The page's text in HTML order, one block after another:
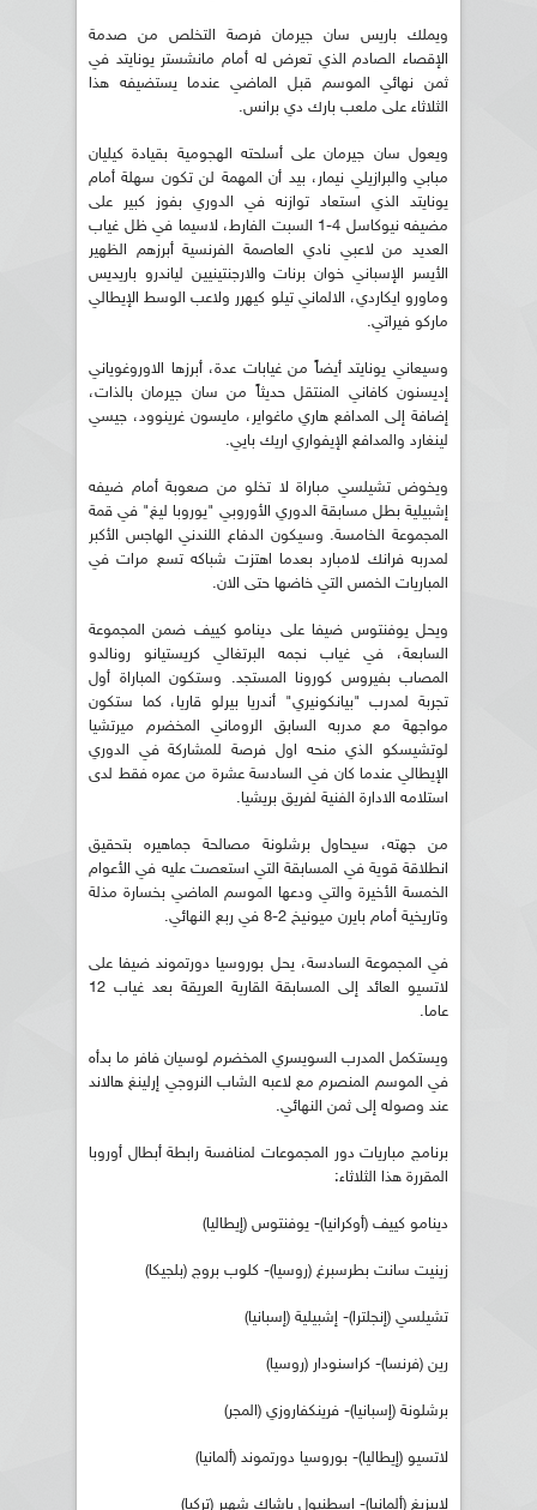
ويملك باريس سان جيرمان فرصة التخلص من صدمة
الإقصاء الصادم الذي تعرض له أمام مانشستر يونايتد في
ثمن نهائي الموسم قبل الماضي عندما يستضيفه هذا
الثلاثاء على ملعب بارك دي برانس.
ويعول سان جيرمان على أسلحته الهجومية بقيادة كيليان
مبابي والبرازيلي نيمار، بيد أن المهمة لن تكون سهلة أمام
يونايتد الذي استعاد توازنه في الدوري بفوز كبير على
مضيفه نيوكاسل 4-1 السبت الفارط، لاسيما في ظل غياب
العديد من لاعبي نادي العاصمة الفرنسية أبرزهم الظهير
الأيسر الإسباني خوان برنات والارجنتينيين لياندرو باريديس
وماورو ايكاردي، الالماني تيلو كيهرر ولاعب الوسط الإيطالي
ماركو فيراتي.
وسيعاني يونايتد أيضاً من غيابات عدة، أبرزها الاوروغوياني
إديسنون كافاني المنتقل حديثاً من سان جيرمان بالذات،
إضافة إلى المدافع هاري ماغواير، مايسون غرينوود، جيسي
لينغارد والمدافع الإيفواري اريك بايي.
ويخوض تشيلسي مباراة لا تخلو من صعوبة أمام ضيفه
إشبيلية بطل مسابقة الدوري الأوروبي "يوروبا ليغ" في قمة
المجموعة الخامسة. وسيكون الدفاع اللندني الهاجس الأكبر
لمدربه فرانك لامبارد بعدما اهتزت شباكه تسع مرات في
المباريات الخمس التي خاضها حتى الان.
ويحل يوفنتوس ضيفا على دينامو كييف ضمن المجموعة
السابعة، في غياب نجمه البرتغالي كريستيانو رونالدو
المصاب بفيروس كورونا المستجد. وستكون المباراة أول
تجربة لمدرب "بيانكونيري" أندريا بيرلو قاريا، كما ستكون
مواجهة مع مدربه السابق الروماني المخضرم ميرتشيا
لوتشيسكو الذي منحه اول فرصة للمشاركة في الدوري
الإيطالي عندما كان في السادسة عشرة من عمره فقط لدى
استلامه الادارة الفنية لفريق بريشيا.
من جهته، سيحاول برشلونة مصالحة جماهيره بتحقيق
انطلاقة قوية في المسابقة التي استعصت عليه في الأعوام
الخمسة الأخيرة والتي ودعها الموسم الماضي بخسارة مذلة
وتاريخية أمام بايرن ميونيخ 2-8 في ربع النهائي.
في المجموعة السادسة، يحل بوروسيا دورتموند ضيفا على
لاتسيو العائد إلى المسابقة القارية العريقة بعد غياب 12
عاما.
ويستكمل المدرب السويسري المخضرم لوسيان فافر ما بدأه
في الموسم المنصرم مع لاعبه الشاب النروجي إرلينغ هالاند
عند وصوله إلى ثمن النهائي.
برنامج مباريات دور المجموعات لمنافسة رابطة أبطال أوروبا
المقررة هذا الثلاثاء:
دينامو كييف (أوكرانيا)- يوفنتوس (إيطاليا)
زينيت سانت بطرسبرغ (روسيا)- كلوب بروج (بلجيكا)
تشيلسي (إنجلترا)- إشبيلية (إسبانيا)
رين (فرنسا)- كراسنودار (روسيا)
برشلونة (إسبانيا)- فرينكفاروزي (المجر)
لاتسيو (إيطاليا)- بوروسيا دورتموند (ألمانيا)
لايبزيغ (ألمانيا)- إسطنبول باشاك شهير (تركيا)